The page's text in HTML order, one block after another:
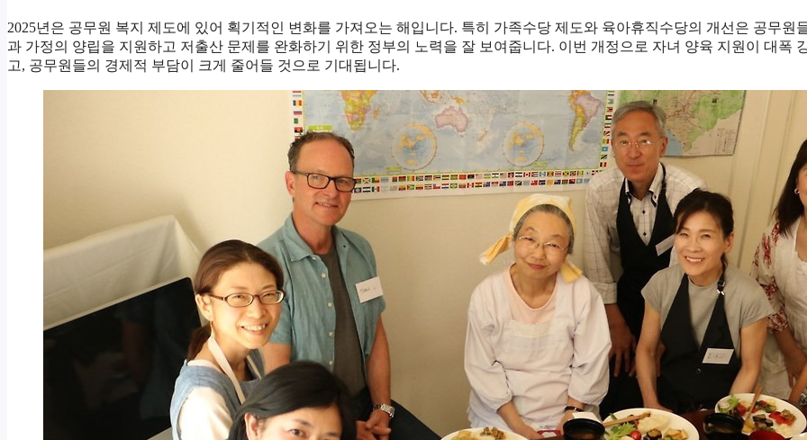
2025년은 공무원 복지 제도에 있어 획기적인 변화를 가져오는 해입니다. 특히 가족수당 제도와 육아휴직수당의 개선은 공무원
과 가정의 양립을 지원하고 저출산 문제를 완화하기 위한 정부의 노력을 잘 보여줍니다. 이번 개정으로 자녀 양육 지원이 대폭
고, 공무원들의 경제적 부담이 크게 줄어들 것으로 기대됩니다.